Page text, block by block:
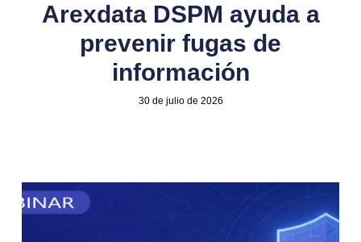
Arexdata DSPM ayuda a
prevenir fugas de
información
30 de julio de 2026